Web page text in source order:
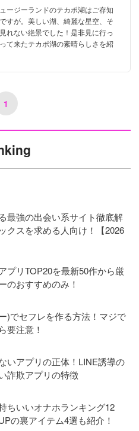
ージーランドのテカポ湖はご存知
すが。美しい湖、綺麗な星空、そ
れない絶景でした！是非見に行っ
て来たテカポ湖の素晴らしさを紹
1
最強の出会い系サイト徹底解
クスを求める人向け！【2026
プリTOP20を最新50作から厳
のおすすめのみ！
)でセフレを作る方法！マジで
要注意！
いアプリの正体！LINE誘導の
詐欺アプリの特徴
ちいいオナホランキング12
の裏アイテム4選も紹介！